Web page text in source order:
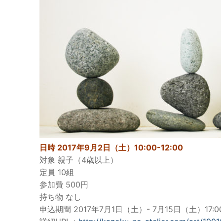
日時 2017年9月2日（土）10:00-12:00
対象 親子（4歳以上）
定員 10組
参加費 500円
持ち物 なし
申込期間 2017年7月1日（土）- 7月15日（土）